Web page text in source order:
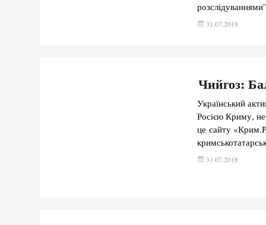
“Вагнер” – це
31.07.2018
Чийгоз:
Український
Росією Криму,
це сайту
продовжує бути
31.07.2018